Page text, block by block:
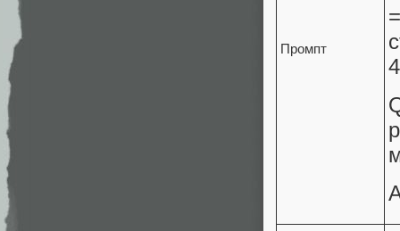
Промпт